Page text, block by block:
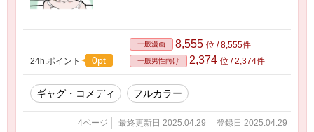
24h.ポイント 0pt
一般漫画 8,555 位 / 8,555件
一般男性向け 2,374 位 / 2,374件
ギャグ・コメディ フルカラー
4ページ 最終更新日 2025.04.29 登録日 2025.04.29